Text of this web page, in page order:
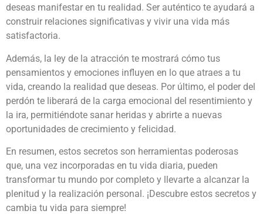
deseas manifestar en tu realidad. Ser auténtico te ayudará a
construir relaciones significativas y vivir una vida más
satisfactoria.
Además, la ley de la atracción te mostrará cómo tus
pensamientos y emociones influyen en lo que atraes a tu
vida, creando la realidad que deseas. Por último, el poder del
perdón te liberará de la carga emocional del resentimiento y
la ira, permitiéndote sanar heridas y abrirte a nuevas
oportunidades de crecimiento y felicidad.
En resumen, estos secretos son herramientas poderosas
que, una vez incorporadas en tu vida diaria, pueden
transformar tu mundo por completo y llevarte a alcanzar la
plenitud y la realización personal. ¡Descubre estos secretos y
cambia tu vida para siempre!